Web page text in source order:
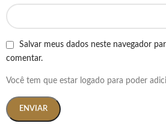
Salvar meus dados neste navegador
comentar.
Você tem que estar logado para poder